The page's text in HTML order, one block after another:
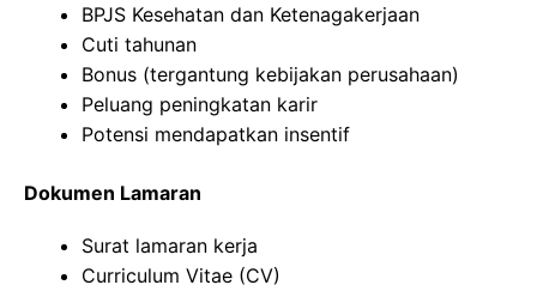
BPJS Kesehatan dan Ketenagakerjaan
Cuti tahunan
Bonus (tergantung kebijakan perusahaan)
Peluang peningkatan karir
Potensi mendapatkan insentif
Dokumen Lamaran
Surat lamaran kerja
Curriculum Vitae (CV)